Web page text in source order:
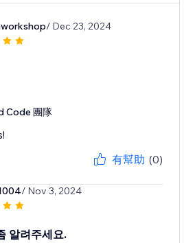
/ Dec 23, 2024
Code 團隊
有幫助 (0)
/ Nov 3, 2024
알려주세요.